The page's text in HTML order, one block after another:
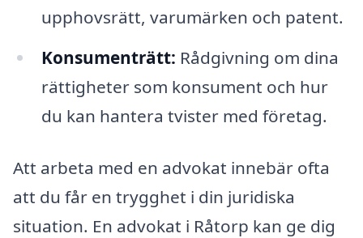
upphovsrätt, varumärken och patent.
Konsumenträtt: Rådgivning om dina
rättigheter som konsument och hur
du kan hantera tvister med företag.
Att arbeta med en advokat innebär ofta
att du får en trygghet i din juridiska
situation. En advokat i Råtorp kan ge dig